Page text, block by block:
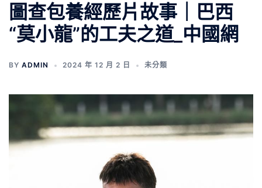
圖查包養經歷片故事｜巴西
“莫小龍”的工夫之道_中國網
BY ADMIN 2024 年 12 月 2 日 未分類